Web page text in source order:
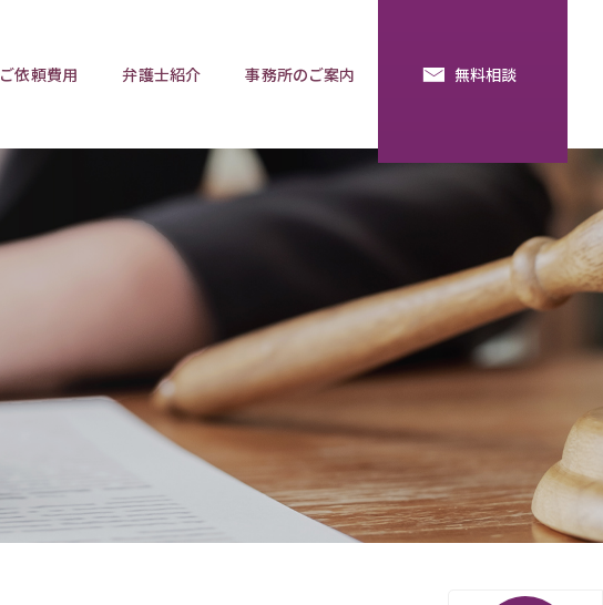
預金の使い込み
遺産分割調停 相談用語集
ご依頼費用 弁護士紹介 事務所のご案内 無料相談